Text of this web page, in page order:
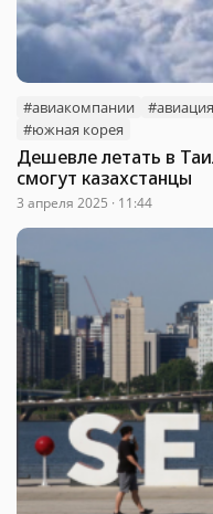
#авиакомпании #авиация
#южная корея
Дешевле летать в
смогут казахстанцы
3 апреля 2025 · 11:44